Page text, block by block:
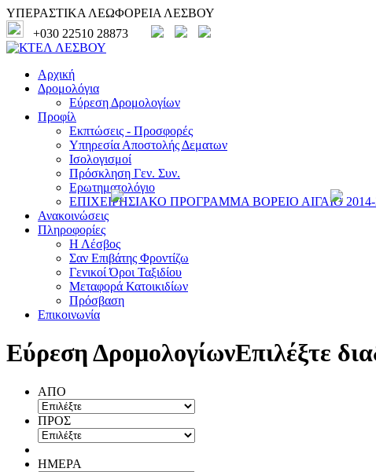
ΥΠΕΡΑΣΤΙΚΑ ΛΕΩΦΟΡΕΙΑ ΛΕΣΒΟΥ
+030 22510 28873
Αρχική
Δρομολόγια
Εύρεση Δρομολογίων
Προφίλ
Εκπτώσεις - Προσφορές
Υπηρεσία Αποστολής Δεματων
Ισολογισμοί
Πρόσκληση Γεν. Συν.
Ερωτηματολόγιο
ΕΠΙΧΕΙΡΗΣΙΑΚΟ ΠΡΟΓΡΑΜΜΑ ΒΟΡΕΙΟ ΑΙΓΑΙΟ 2014-
Ανακοινώσεις
Πληροφορίες
Η Λέσβος
Σαν Επιβάτης Φροντίζω
Γενικοί Όροι Ταξιδίου
Μεταφορά Κατοικιδίων
Πρόσβαση
Επικοινωνία
Εύρεση ΔρομολογίωνΕπιλέξτε
ΑΠΟ
ΠΡΟΣ
ΗΜΕΡΑ